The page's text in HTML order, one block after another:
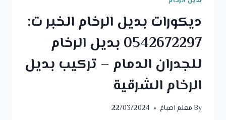
ديكورات بديل الرخام الخبر ت:
0542672297 بديل الرخام
للجدران الدمام – تركيب بديل
الرخام الشرقية
Byمعلم اصباغ 22/03/2024